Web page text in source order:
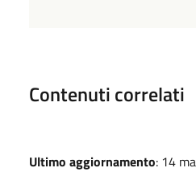
Contenuti correlati
Ultimo aggiornamento: 14